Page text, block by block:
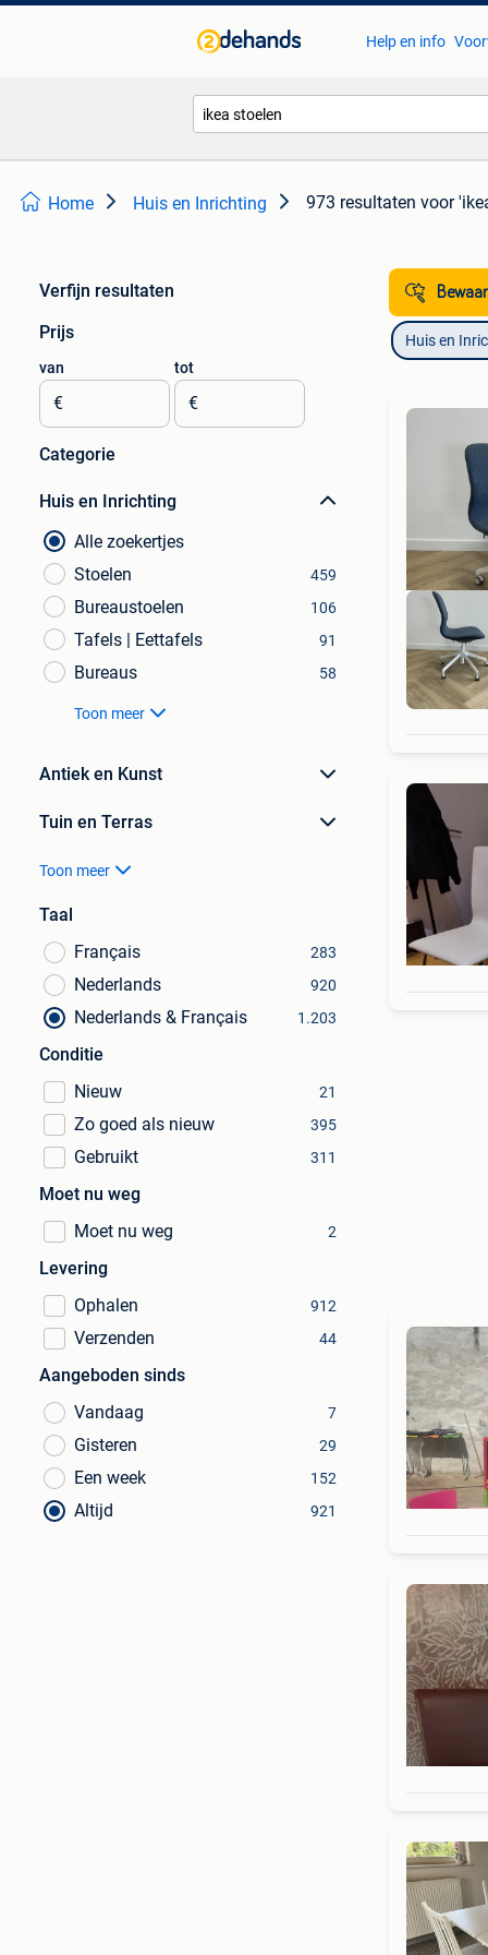
Help en info
Home Huis en Inrichting 973 resultaten voor
Verfijn resultaten
Prijs
van
€
tot
€
Categorie
Huis en Inrichting
Alle zoekertjes
Stoelen
459
Bureaustoelen 106
Tafels | Eettafels 91
Bureaus 58
Toon meer
Antiek en Kunst
Tuin en Terras
Toon meer
Taal
Français
283
Nederlands 920
Nederlands & Français 1.203
Conditie
Nieuw
21
Zo goed als nieuw 395
Gebruikt 311
Moet nu weg
Moet nu weg
2
Levering
Ophalen
912
Verzenden 44
Aangeboden sinds
Vandaag
7
Gisteren 29
Een week 152
Altijd 921
Huis en